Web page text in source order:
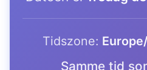
Tidszone:
Samme tid